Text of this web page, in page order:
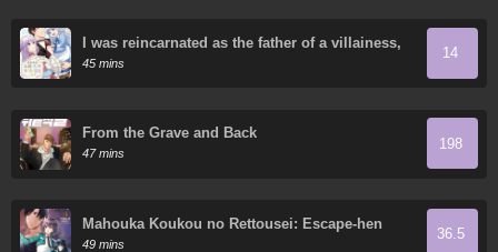
I was reincarnated as the father of a villainess,
so I dote on my wife and daughter.
45 mins
14
From the Grave and Back
47 mins
198
Mahouka Koukou no Rettousei: Escape-hen
49 mins
36.5